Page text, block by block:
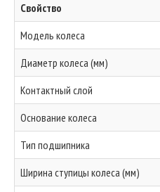
Свойство
Модель колеса
Диаметр колеса (мм)
Контактный слой
Основание колеса
Тип подшипника
Ширина ступицы колеса (мм)